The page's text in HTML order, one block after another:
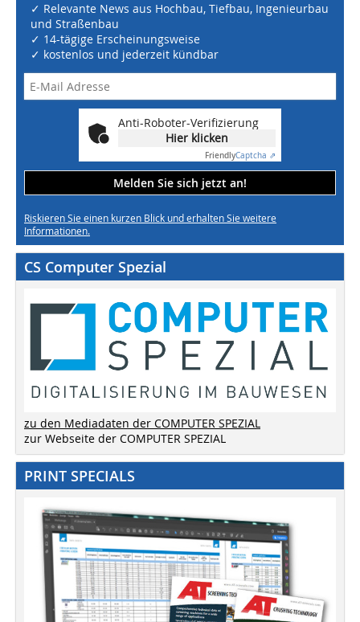
✓ Relevante News aus Hochbau, Tiefbau, Ingenieurbau
und Straßenbau
✓ 14-tägige Erscheinungsweise
✓ kostenlos und jederzeit kündbar
Anti-Roboter-Verifizierung
Hier klicken
FriendlyCaptcha ⇗
Melden Sie sich jetzt an!
Riskieren Sie einen kurzen Blick und erhalten Sie weitere
Informationen.
CS Computer Spezial
zu den Mediadaten der COMPUTER SPEZIAL
zur Webseite der COMPUTER SPEZIAL
PRINT SPECIALS